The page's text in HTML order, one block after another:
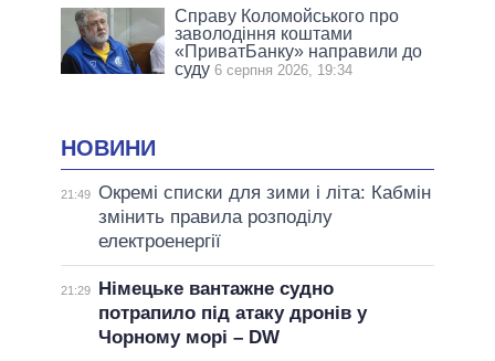
Справу Коломойського про
заволодіння коштами
«ПриватБанку» направили до
суду 6 серпня 2026, 19:34
НОВИНИ
21:49 Окремі списки для зими і літа: Кабмін
змінить правила розподілу
електроенергії
21:29
Німецьке вантажне судно
потрапило під атаку дронів у
Чорному морі – DW